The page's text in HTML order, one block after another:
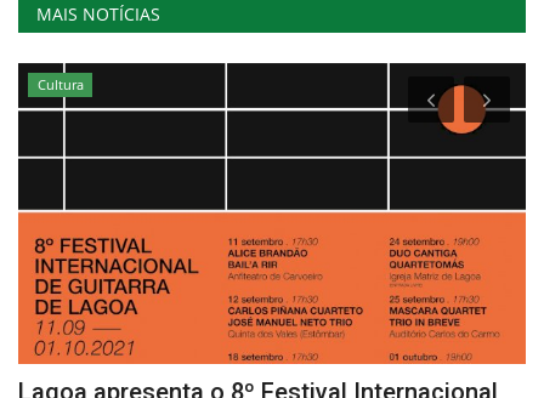
MAIS NOTÍCIAS
Cultura